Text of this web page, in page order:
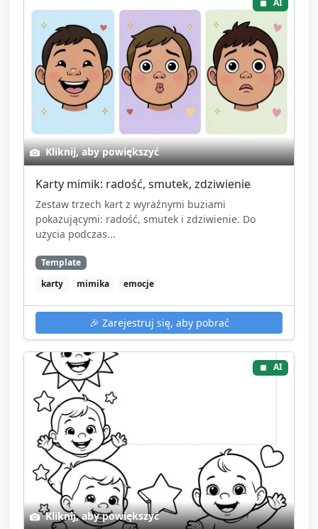
Pożegnanie:
Krótka piosenka pożegnalna (30 s) i
zaproszenie: „Jutro zobaczymy się znowu i
będziemy tańczyć!”
AI
Kliknij, aby powiększyć
Karty mimik: radość, smutek, zdziwienie
Zestaw trzech kart z wyraźnymi buziami
pokazującymi: radość, smutek i zdziwienie. Do
użycia podczas...
Template
karty
mimika emocje
🎉 Zarejestruj się, aby pobrać
AI
Kliknij, aby powiększyć